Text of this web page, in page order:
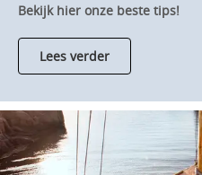
Bekijk hier onze beste tips!
Lees verder